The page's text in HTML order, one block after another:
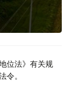
位法》有关规
令。